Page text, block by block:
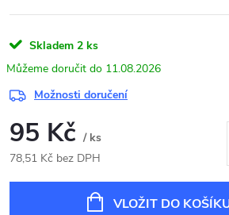
Skladem 2 ks
11.08.2026
Možnosti doručení
95 Kč / ks
78,51 Kč bez DPH
VLOŽIT DO